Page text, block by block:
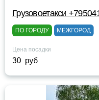
Грузовоетакси
ПО ГОРОДУ МЕЖГОРОД
Цена посадки
30 руб